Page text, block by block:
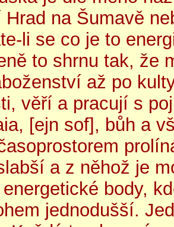
Hrad na Šumavě
li se co je to
to shrnu tak, že
až po
věří a pracují s
[ejn sof], bůh a
a z něhož je
body,
jednodušší.